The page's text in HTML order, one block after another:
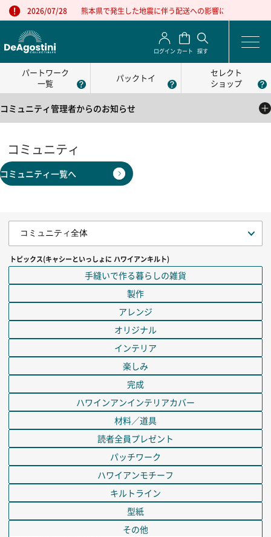
2026/07/28 熊本県で発生した地震に伴う配送への影響について
ログイン カート 探す
パートワーク
一覧
パックトイ
セレクト
ショップ
コミュニティ管理者からのお知らせ
公式コミュニティの利用方法について
2025/05/01
公式コミュニティの利用規約
コミュニティ
コミュニティ一覧へ
トピックス(キャシーといっしょに ハワイアンキルト)
手縫いで作る暮らしの雑貨
製作
アレンジ
オリジナル
インテリア
楽しみ
完成
ハワインアンインテリアカバー
材料／道具
読者全員プレゼント
パッチワーク
ハワイアンモチーフ
キルトライン
型紙
その他